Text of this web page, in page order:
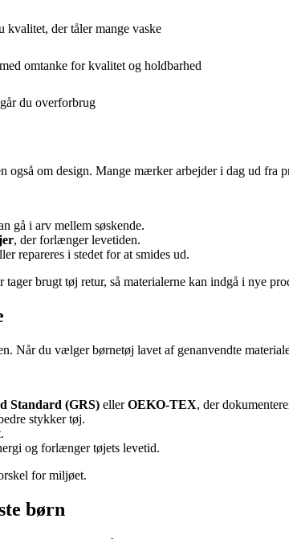
der tåler mange vaske
omtanke for kvalitet og holdbarhed
du overforbrug
om design. Mange mærker arbejder i dag ud
gå i arv mellem søskende.
, der forlænger levetiden.
repareres i stedet for at smides ud.
brugt tøj retur, så materialerne kan indgå i nye
Når du vælger børnetøj lavet af genanvendte
Standard (GRS) ellerOEKO-TEX, der
stykker tøj.
og forlænger tøjets levetid.
for miljøet.
børn